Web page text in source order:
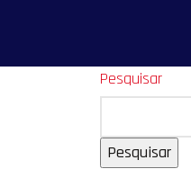
Pesquisar
Pesquisar